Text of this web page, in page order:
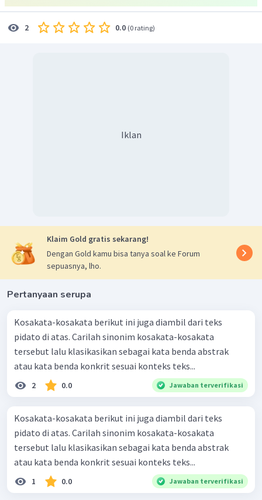
2 0.0 (0 rating)
Iklan
Klaim Gold gratis sekarang!
Dengan Gold kamu bisa tanya soal ke Forum
sepuasnya, lho.
Pertanyaan serupa
Kosakata-kosakata berikut ini juga diambil dari teks
pidato di atas. Carilah sinonim kosakata-kosakata
tersebut lalu klasikasikan sebagai kata benda abstrak
atau kata benda konkrit sesuai konteks teks...
2 0.0 Jawaban terverifikasi
Kosakata-kosakata berikut ini juga diambil dari teks
pidato di atas. Carilah sinonim kosakata-kosakata
tersebut lalu klasikasikan sebagai kata benda abstrak
atau kata benda konkrit sesuai konteks teks...
1 0.0 Jawaban terverifikasi